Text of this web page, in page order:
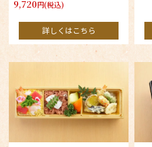
9,720円(税込)
詳しくはこちら